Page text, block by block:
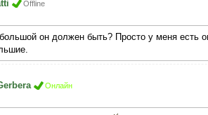
Offline
он должен быть? Просто у меня есть
Онлайн